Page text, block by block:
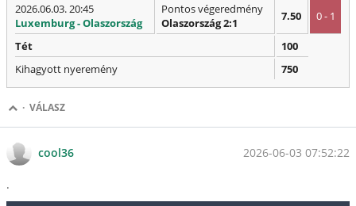
2026.06.03. 20:45
Luxemburg - Olaszország
Pontos végeredmény
Olaszország 2:1
7.50 0 - 1
Tét
100
Kihagyott nyeremény
750
· VÁLASZ
cool36 2026-06-03 07:52:22
.